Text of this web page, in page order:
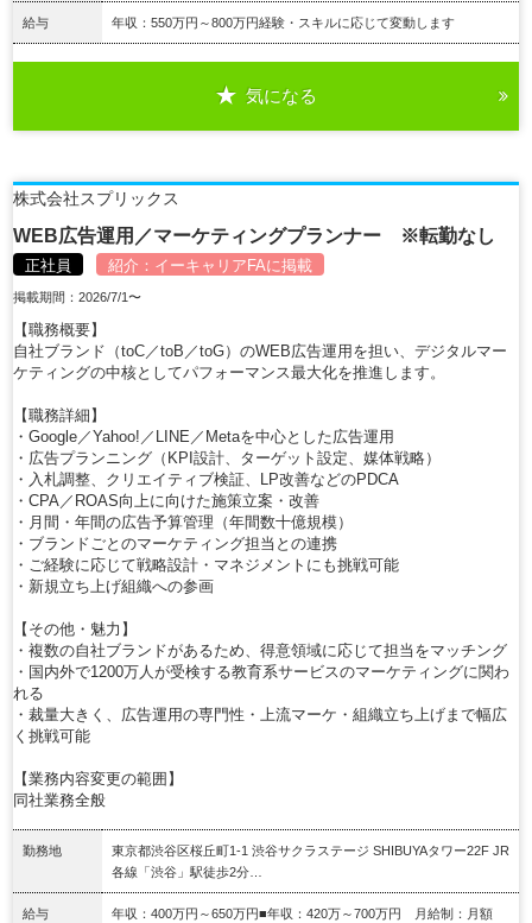
給与 年収：550万円～800万円経験・スキルに応じて変動します
気になる
株式会社スプリックス
WEB広告運用／マーケティングプランナー ※転勤なし
正社員 紹介： イーキャリアFAに掲載
掲載期間：2026/7/1〜
【職務概要】
自社ブランド（toC／toB／toG）のWEB広告運用を担い、デジタルマー
ケティングの中核としてパフォーマンス最大化を推進します。
【職務詳細】
・Google／Yahoo!／LINE／Metaを中心とした広告運用
・広告プランニング（KPI設計、ターゲット設定、媒体戦略）
・入札調整、クリエイティブ検証、LP改善などのPDCA
・CPA／ROAS向上に向けた施策立案・改善
・月間・年間の広告予算管理（年間数十億規模）
・ブランドごとのマーケティング担当との連携
・ご経験に応じて戦略設計・マネジメントにも挑戦可能
・新規立ち上げ組織への参画
【その他・魅力】
・複数の自社ブランドがあるため、得意領域に応じて担当をマッチング
・国内外で1200万人が受検する教育系サービスのマーケティングに関わ
れる
・裁量大きく、広告運用の専門性・上流マーケ・組織立ち上げまで幅広
く挑戦可能
【業務内容変更の範囲】
同社業務全般
勤務地
東京都渋谷区桜丘町1-1 渋谷サクラステージ SHIBUYAタワー22F JR
各線「渋谷」駅徒歩2分…
給与
年収：400万円～650万円■年収：420万～700万円 月給制：月額